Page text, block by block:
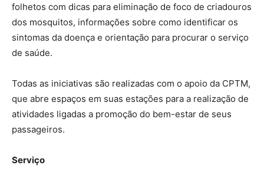
folhetos com dicas para eliminação de foco de criadouros
dos mosquitos, informações sobre como identificar os
sintomas da doença e orientação para procurar o serviço
de saúde.
Todas as iniciativas são realizadas com o apoio da CPTM,
que abre espaços em suas estações para a realização de
atividades ligadas a promoção do bem-estar de seus
passageiros.
Serviço